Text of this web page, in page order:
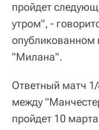
пройдет
утром", -
опубликованном
"Милана".
Ответный матч
между
пройдет 10